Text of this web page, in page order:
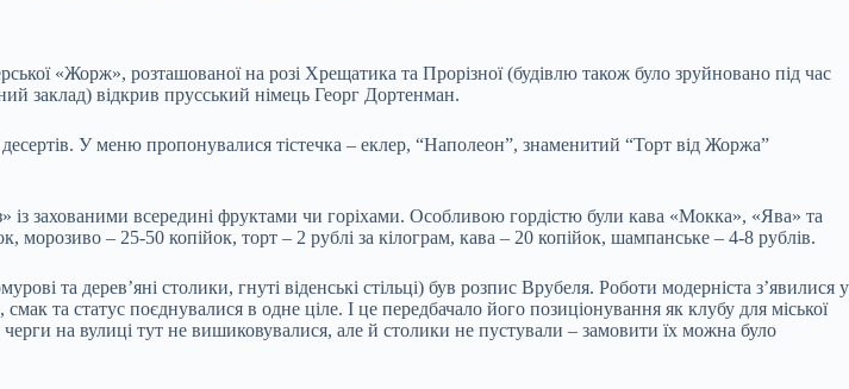
«Жорж», розташованої на розі Хрещатика та Прорізної (будівлю також було зруйновано під час
заклад) відкрив прусський німець Георг Дортенман.
У меню пропонувалися тістечка – еклер, “Наполеон”, знаменитий “Торт від Жоржа”
захованими всередині фруктами чи горіхами. Особливою гордістю були кава «Мокка», «Ява» та
– 25-50 копійок, торт – 2 рублі за кілограм, кава – 20 копійок, шампанське – 4-8 рублів.
та дерев’яні столики, гнуті віденські стільці) був розпис Врубеля. Роботи модерніста з’явилися у
та статус поєднувалися в одне ціле. І це передбачало його позиціонування як клубу для міської
на вулиці тут не вишиковувалися, але й столики не пустували – замовити їх можна було